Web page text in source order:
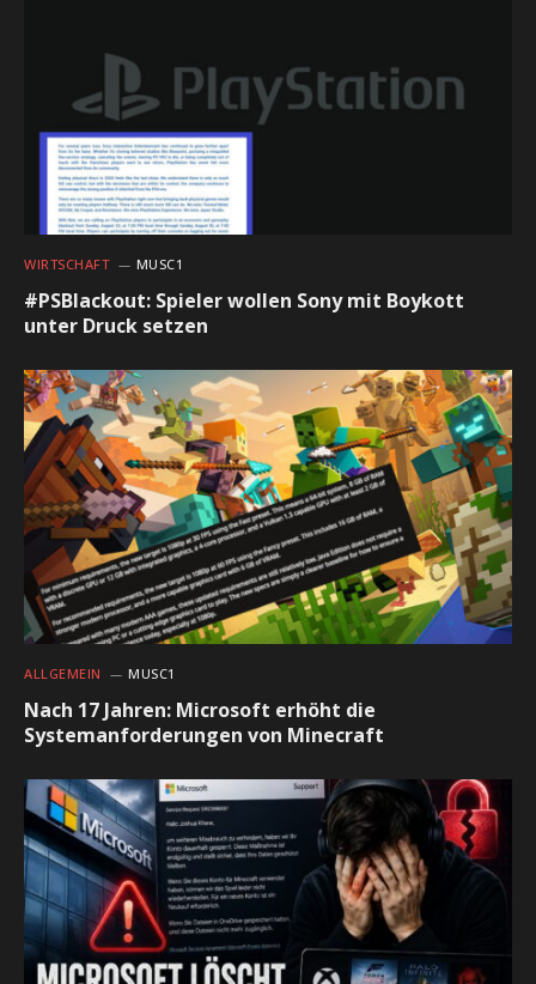
WIRTSCHAFT MUSC1
#PSBlackout: Spieler wollen Sony mit Boykott
unter Druck setzen
ALLGEMEIN MUSC1
Nach 17 Jahren: Microsoft erhöht die
Systemanforderungen von Minecraft